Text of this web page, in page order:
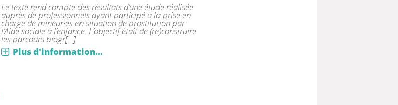
Le texte rend compte des résultats d’une étude réalisée
auprès de professionnels ayant participé à la prise en
charge de mineur·es en situation de prostitution par
l’Aide sociale à l’enfance. L’objectif était de (re)construire
les parcours biogr[...]
Plus d'information...